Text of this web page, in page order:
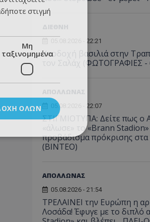
05.08.2026 - 22:21
Υποδοχή βασιλιά στην
τον Σαλάχ (ΦΩΤΟΓΡΑΦΙΕΣ -
05.08.2026 - 22:07
ΣΤΙΓΜΙΟΤΥΠΑ: Δείτε πως ο
«άλωσε» το «Brann
προβάδισμα πρόκρισης στα
(ΒΙΝΤΕΟ)
ΑΠΟΛΛΩΝΑΣ
05.08.2026 - 21:54
ΤΡΕΛΑΙΝΕΙ την Ευρώπη η
Λοσάδα! Έφυγε με το διπλό
στιγμή
Μη
ταξινομημένα
ΌΛΩΝ